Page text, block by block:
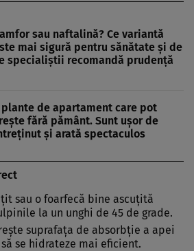
sau naftalină? Ce variantă
mai sigură pentru sănătate și de
specialiștii recomandă prudență
plante de apartament care pot
fără pământ. Sunt ușor de
și arată spectaculos
sau o foarfecă bine ascuțită
la un unghi de 45 de grade.
suprafața de absorbție a apei
se hidrateze mai eficient.